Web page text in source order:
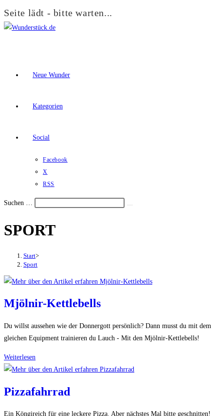
Seite lädt - bitte warten...
Zum
Neue Wunder
Kategorien
Social
Facebook
X
RSS
Suchen …
den
das
aus-
einzuklappen
SPORT
Start>
Sport
Mjölnir-Kettlebells
Du willst aussehen wie der Donnergott persönlich? Dann musst du mit dem
gleichen Equipment trainieren du Lauch - Mit den Mjölnir-Kettlebells!
Weiterlesen
Kettlebells
Pizzafahrrad
Ein Köngireich für eine leckere Pizza. Aber nächstes Mal bitte geschnitten!